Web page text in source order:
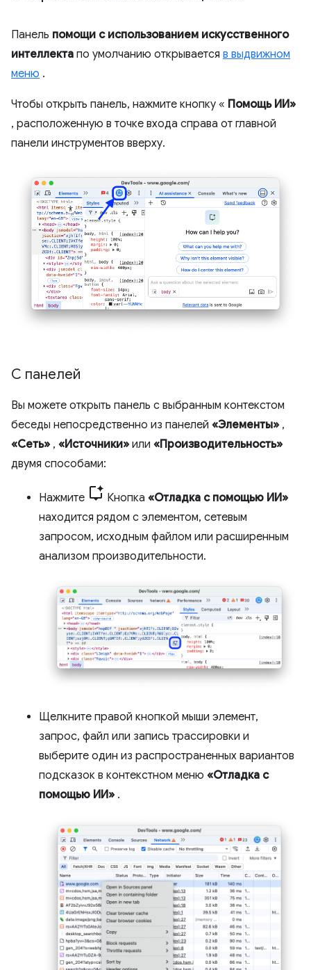
Панель помощи с использованием искусственного
интеллекта по умолчанию открывается в выдвижном
меню .
Чтобы открыть панель, нажмите кнопку « Помощь ИИ»
, расположенную в точке входа справа от главной
панели инструментов вверху.
С панелей
Вы можете открыть панель с выбранным контекстом
беседы непосредственно из панелей «Элементы» ,
«Сеть» , «Источники» или «Производительность»
двумя способами:
Нажмите Кнопка «Отладка с помощью ИИ»
находится рядом с элементом, сетевым
запросом, исходным файлом или расширенным
анализом производительности.
Щелкните правой кнопкой мыши элемент,
запрос, файл или запись трассировки и
выберите один из распространенных вариантов
подсказок в контекстном меню «Отладка с
помощью ИИ» .